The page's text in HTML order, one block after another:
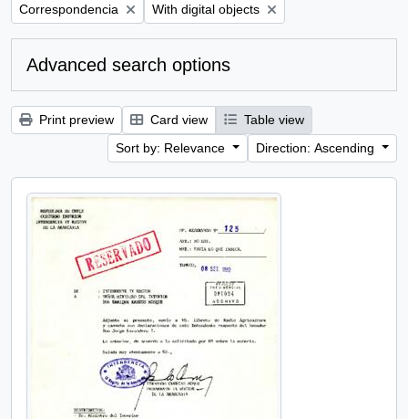
Remove filter:
Correspondencia Remove filter:
With digital objects
Advanced search options
Print preview Card view
Table view
Sort by: Relevance
Direction: Ascending